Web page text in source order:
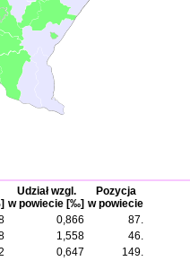
Udział wzgl.
w powiecie [‰]
Pozycja
w powiecie
0,866
87.
1,558
46.
0,647
149.